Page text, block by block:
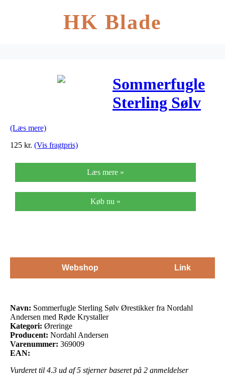
HK Blade
Sommerfugle
Sterling Sølv
Andersen med
Røde
Krystaller
(Læs mere)
125 kr. (Vis fragtpris)
Læs mere »
Køb nu »
Webshop Link
Navn: Sommerfugle Sterling Sølv Ørestikker fra Nordahl
Andersen med Røde Krystaller
Kategori: Øreringe
Producent: Nordahl Andersen
Varenummer: 369009
EAN:
Vurderet til 4.3 ud af 5 stjerner baseret på 2 anmeldelser